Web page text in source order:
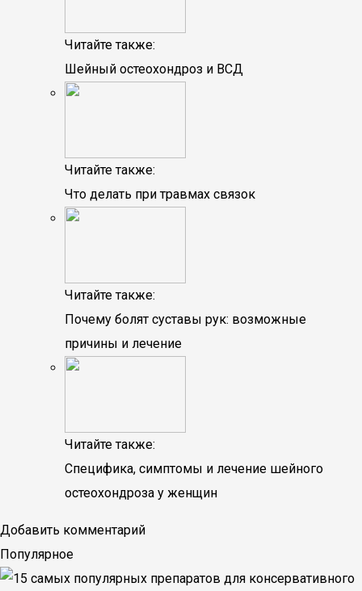
Читайте также:
Шейный остеохондроз и ВСД
Читайте также:
Что делать при травмах связок
Читайте также:
Почему болят суставы рук: возможные
причины и лечение
Читайте также:
Специфика, симптомы и лечение шейного
остеохондроза у женщин
Добавить комментарий
Популярное